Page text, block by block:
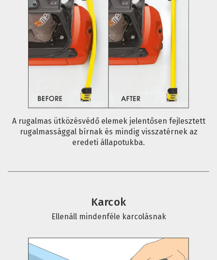
A rugalmas ütközésvédő elemek jelentősen fejlesztett
rugalmassággal bírnak és mindig visszatérnek az
eredeti állapotukba.
Karcok
Ellenáll mindenféle karcolásnak